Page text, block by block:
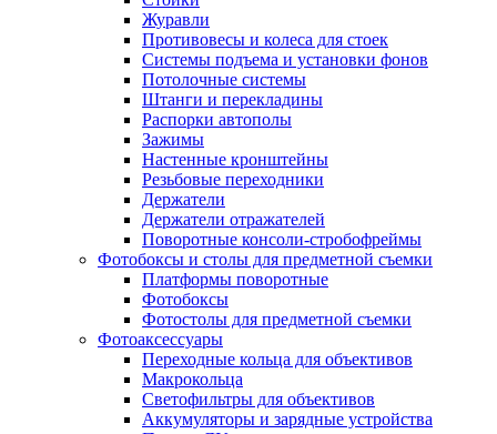
Журавли
Противовесы и колеса для стоек
Системы подъема и установки фонов
Потолочные системы
Штанги и перекладины
Распорки автополы
Зажимы
Настенные кронштейны
Резьбовые переходники
Держатели
Держатели отражателей
Поворотные консоли-стробофреймы
Фотобоксы и столы для предметной съемки
Платформы поворотные
Фотобоксы
Фотостолы для предметной съемки
Фотоаксессуары
Переходные кольца для объективов
Макрокольца
Светофильтры для объективов
Аккумуляторы и зарядные устройства